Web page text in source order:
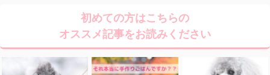
初めての方はこちらの
オススメ記事をお読みください